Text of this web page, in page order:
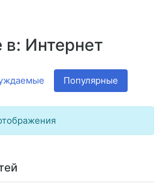
в: Интернет
Популярные